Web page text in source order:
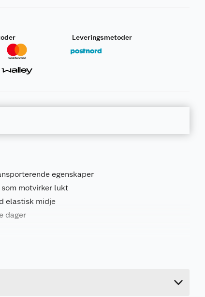
Leveringsmetoder
egenskaper
motvirker lukt
elastisk midje
dager